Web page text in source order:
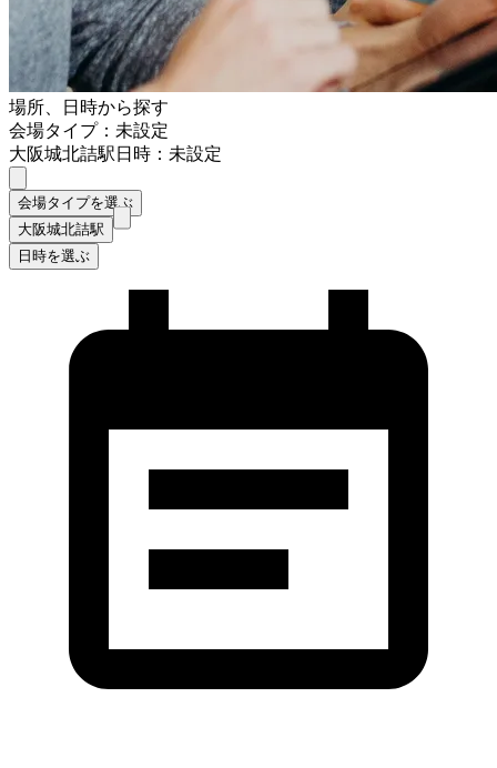
場所、日時から探す
会場タイプ：未設定
大阪城北詰駅日時：未設定
会場タイプを選ぶ
大阪城北詰駅
日時を選ぶ